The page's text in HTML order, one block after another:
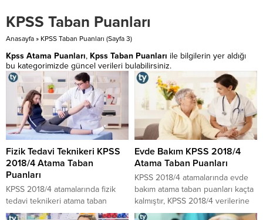
KPSS Taban Puanları
Anasayfa » KPSS Taban Puanları (Sayfa 3)
Kpss Atama Puanları, Kpss Taban Puanları ile bilgilerin yer aldığı
bu kategorimizde güncel verileri bulabilirsiniz.
Fizik Tedavi Teknikeri KPSS
2018/4 Atama Taban
Puanları
KPSS 2018/4 atamalarında fizik
tedavi teknikeri atama taban
puanları kaçta kalmıştır, KPSS
Evde Bakım KPSS 2018/4
Atama Taban Puanları
KPSS 2018/4 atamalarında evde
bakım atama taban puanları kaçta
kalmıştır, KPSS 2018/4 verilerine
göre evde bakım alanında yapılan